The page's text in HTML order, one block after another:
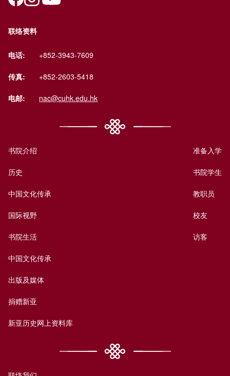
联络资料
电话: +852-3943-7609
传真: +852-2603-5418
电邮: nac@cuhk.edu.hk
书院介绍
历史
中国文化传承
国际视野
书院生活
中国文化传承
出版及媒体
捐赠新亚
新亚历史网上资料库
准备入学
书院学生
教职员
校友
访客